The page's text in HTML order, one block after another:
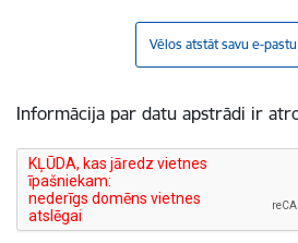
Vēlos atstāt savu e-
Informācija par datu apstrādi ir